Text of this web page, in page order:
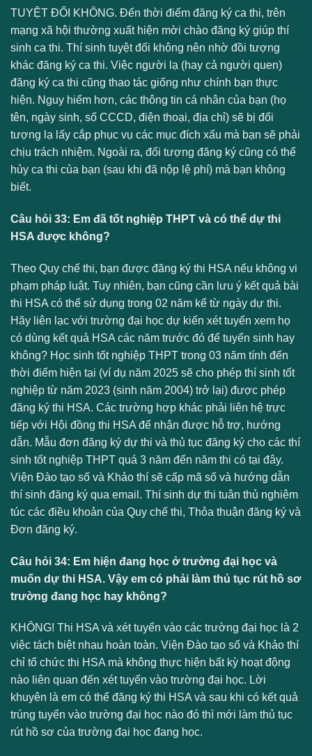
TUYỆT ĐỐI KHÔNG. Đến thời điểm đăng ký ca thi, trên
mạng xã hội thường xuất hiện mời chào đăng ký giúp thí
sinh ca thi. Thí sinh tuyệt đối không nên nhờ đồi tượng
khác đăng ký ca thi. Việc người lạ (hay cả người quen)
đăng ký ca thi cũng thao tác giống như chính bạn thực
hiện. Nguy hiểm hơn, các thông tin cá nhân của bạn (họ
tên, ngày sinh, số CCCD, điện thoại, địa chỉ) sẽ bị đối
tượng lạ lấy cắp phục vụ các mục đích xấu mà bạn sẽ phải
chịu trách nhiệm. Ngoài ra, đối tượng đăng ký cũng có thể
hủy ca thi của bạn (sau khi đã nộp lệ phí) mà bạn không
biết.
Câu hỏi 33: Em đã tốt nghiệp THPT và có thể dự thi
HSA được không?
Theo Quy chế thi, bạn được đăng ký thi HSA nếu không vi
phạm pháp luật. Tuy nhiên, bạn cũng cần lưu ý kết quả bài
thi HSA có thể sử dụng trong 02 năm kể từ ngày dự thi.
Hãy liên lạc với trường đại học dự kiến xét tuyển xem họ
có dùng kết quả HSA các năm trước đó để tuyển sinh hay
không? Học sinh tốt nghiệp THPT trong 03 năm tính đến
thời điểm hiện tại (ví dụ năm 2025 sẽ cho phép thí sinh tốt
nghiệp từ năm 2023 (sinh năm 2004) trở lại) được phép
đăng ký thi HSA. Các trường hợp khác phải liên hệ trực
tiếp với Hội đồng thi HSA để nhận được hỗ trợ, hướng
dẫn. Mẫu đơn đăng ký dự thi và thủ tục đăng ký cho các thí
sinh tốt nghiệp THPT quá 3 năm đến năm thi có tại đây.
Viện Đào tạo số và Khảo thí sẽ cấp mã số và hướng dẫn
thí sinh đăng ký qua email. Thí sinh dự thi tuân thủ nghiêm
túc các điều khoản của Quy chế thi, Thỏa thuận đăng ký và
Đơn đăng ký.
Câu hỏi 34: Em hiện đang học ở trường đại học và
muốn dự thi HSA. Vậy em có phải làm thủ tục rút hồ sơ
trường đang học hay không?
KHÔNG! Thi HSA và xét tuyển vào các trường đại học là 2
việc tách biệt nhau hoàn toàn. Viện Đào tạo số và Khảo thí
chỉ tổ chức thi HSA mà không thực hiện bất kỳ hoạt động
nào liên quan đến xét tuyển vào trường đại học. Lời
khuyên là em có thể đăng ký thi HSA và sau khi có kết quả
trúng tuyển vào trường đại học nào đó thì mới làm thủ tục
rút hồ sơ của trường đại học đang học.